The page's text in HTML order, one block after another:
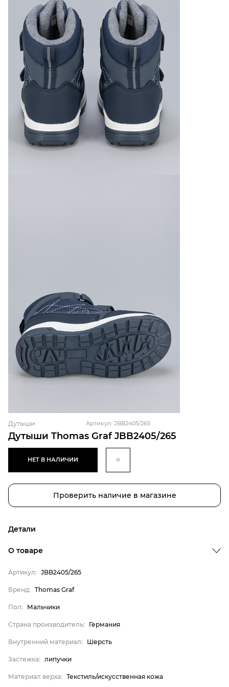
Дутыши Thomas Graf JBB2405/265
Дутыши Артикул: JBB2405/265
НЕТ В НАЛИЧИИ
Проверить наличие в магазине
Детали
Внутренний материал
Застежка
Материал верха
Материал подошвы
О товаре
Артикул: JBB2405/265
Бренд: Thomas Graf
Пол: Мальчики
Страна производитель: Германия
Внутренний материал: Шерсть
Застежка: липучки
Материал верха: Текстиль/искусственная кожа